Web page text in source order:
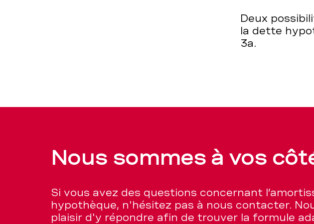
Deux
la dette
3a.
Nous sommes à vos
Si vous avez des questions concernant
hypothèque, n'hésitez pas à nous contacter.
plaisir d'y répondre afin de trouver la formule